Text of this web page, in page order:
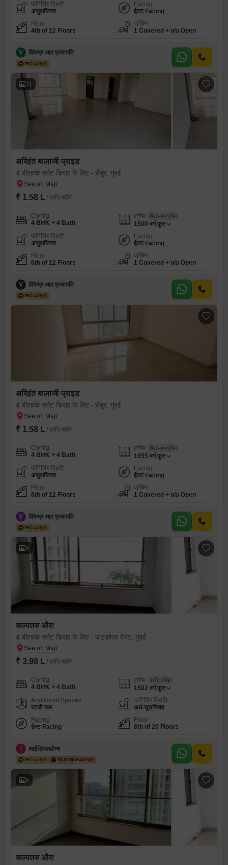
फर्निशिंग स्थिति
असुसज्जित
Facing
ईस्ट Facing
Floor
4th of 12 Floors
पार्किंग
1 Covered + n/a Open
V विरेन्द्र आर प्रजापति
11
अरिहंत बालाजी प्राइड
4 बीएचके फ्लैट किराए के लिए - चेंबुर, मुंबई
₹ 1.58 L / प्रति महीने
Config
4 BHK + 4 Bath
एरिया बिल्ट-अप एरिया
1500 वर्ग फुट
फर्निशिंग स्थिति
असुसज्जित
Facing
ईस्ट Facing
Floor
6th of 12 Floors
पार्किंग
1 Covered + n/a Open
V विरेन्द्र आर प्रजापति
अरिहंत बालाजी प्राइड
4 बीएचके फ्लैट किराए के लिए - चेंबुर, मुंबई
₹ 1.58 L / प्रति महीने
Config
4 BHK + 4 Bath
एरिया बिल्ट-अप एरिया
1955 वर्ग फुट
फर्निशिंग स्थिति
असुसज्जित
Facing
ईस्ट Facing
Floor
8th of 12 Floors
पार्किंग
1 Covered + n/a Open
V विरेन्द्र आर प्रजापति
9
कल्पतरु औरा
4 बीएचके फ्लैट किराए के लिए - घाटकोपर वेस्ट, मुंबई
₹ 3.98 L / प्रति महीने
Config
4 BHK + 4 Bath
एरिया कार्पेट एरिया
1502 वर्ग फुट
Additional Spaces
स्टडी रूम
फर्निशिंग स्थिति
अर्ध-सुसज्जित
Facing
ईस्ट Facing
Floor
8th of 20 Floors
I आईडियलहोम्स
9
कल्पतरु औरा